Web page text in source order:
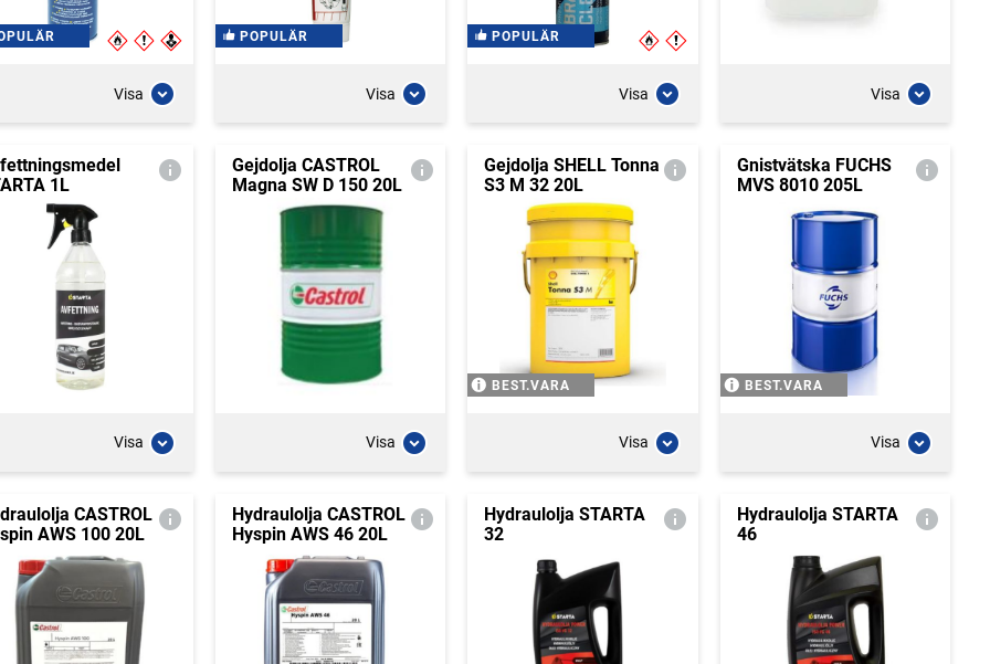
Visa
POPULÄR
Visa
POPULÄR
Visa Visa
1L
Visa
Gejdolja CASTROL
Magna SW D 150 20L
Visa
Gejdolja SHELL Tonna
S3 M 32 20L
BEST.VARA
Visa
Gnistvätska FUCHS
MVS 8010 205L
BEST.VARA
Visa
CASTROL
AWS 100 20L
Hydraulolja CASTROL
Hyspin AWS 46 20L
Hydraulolja STARTA
32
Hydraulolja STARTA
46